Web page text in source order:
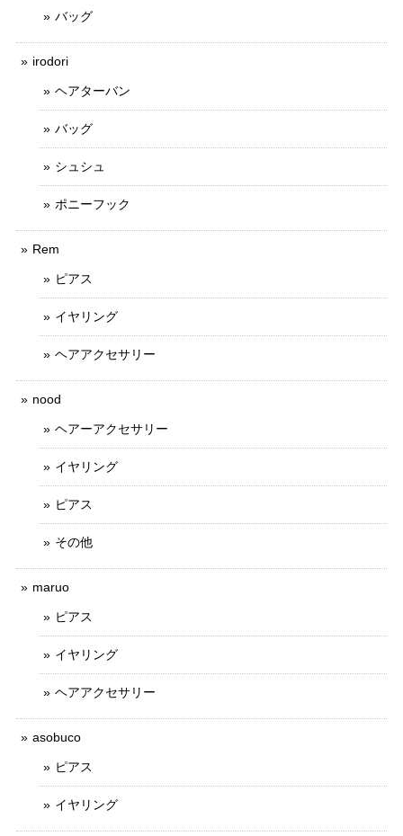
バッグ
irodori
ヘアターバン
バッグ
シュシュ
ポニーフック
Rem
ピアス
イヤリング
ヘアアクセサリー
nood
ヘアーアクセサリー
イヤリング
ピアス
その他
maruo
ピアス
イヤリング
ヘアアクセサリー
asobuco
ピアス
イヤリング